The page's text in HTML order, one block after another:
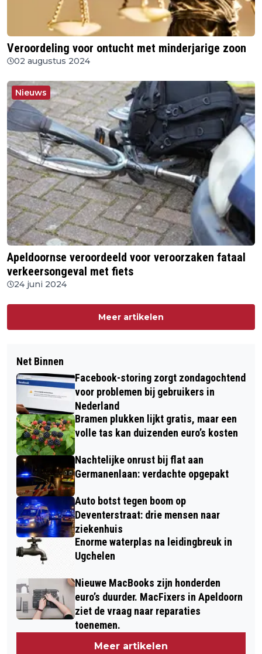
Veroordeling voor ontucht met minderjarige zoon
02 augustus 2024
Nieuws
Apeldoornse veroordeeld voor veroorzaken fataal
verkeersongeval met fiets
24 juni 2024
Meer artikelen
Net Binnen
Facebook-storing zorgt zondagochtend
voor problemen bij gebruikers in
Nederland
Bramen plukken lijkt gratis, maar een
volle tas kan duizenden euro’s kosten
Nachtelijke onrust bij flat aan
Germanenlaan: verdachte opgepakt
Auto botst tegen boom op
Deventerstraat: drie mensen naar
ziekenhuis
Enorme waterplas na leidingbreuk in
Ugchelen
Nieuwe MacBooks zijn honderden
euro’s duurder. MacFixers in Apeldoorn
ziet de vraag naar reparaties
toenemen.
Meer artikelen